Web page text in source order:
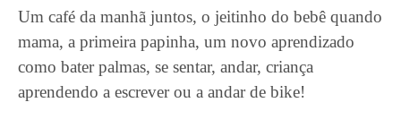
Um café da manhã juntos, o jeitinho do bebê quando
mama, a primeira papinha, um novo aprendizado
como bater palmas, se sentar, andar, criança
aprendendo a escrever ou a andar de bike!